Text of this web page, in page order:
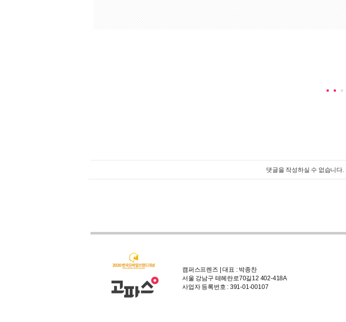
댓글을 작성하실 수 없습니다.
캠퍼스프렌즈 | 대표 : 박종찬
서울 강남구 테헤란로70길12 402-418A
사업자 등록번호 : 391-01-00107